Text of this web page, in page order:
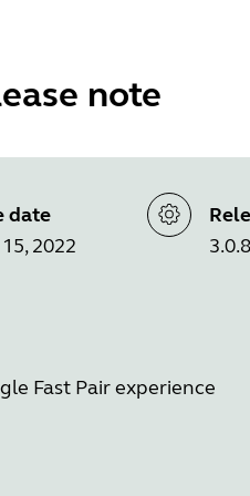
note
date
2022
3.0.8
Fast Pair experience